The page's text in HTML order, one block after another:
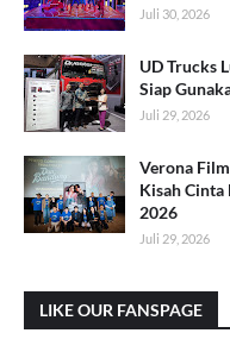
Juli 30, 2026
UD Trucks
Siap
Juli 29, 2026
Verona
Kisah Cinta
2026
Juli 29, 2026
LIKE OUR FANSPAGE